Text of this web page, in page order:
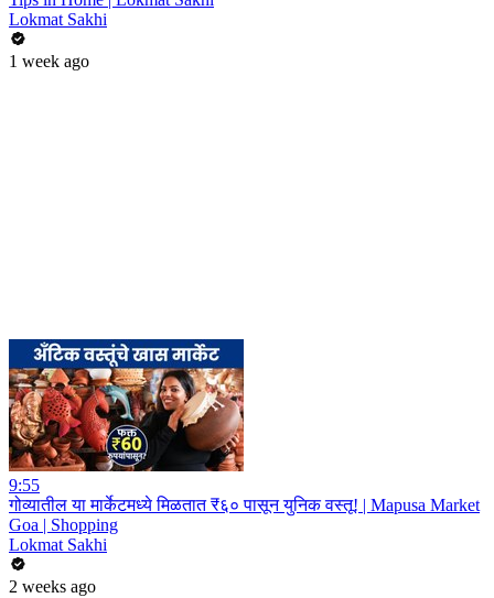
Lokmat Sakhi
1 week ago
9:55
गोव्यातील या मार्केटमध्ये मिळतात ₹६० पासून युनिक वस्तू! | Mapusa Market
Goa | Shopping
Lokmat Sakhi
2 weeks ago